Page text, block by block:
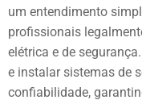
um entendimento
profissionais
elétrica e de
e instalar sistemas de
confiabilidade,